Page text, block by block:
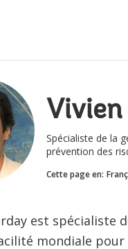
Spécialiste de la
prévention des
Cette page en:
est spécialiste
mondiale